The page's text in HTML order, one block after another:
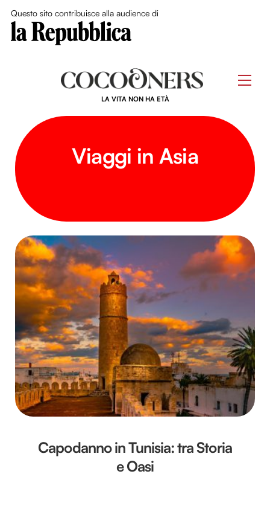
Questo sito contribuisce alla audience di
LA VITA NON HA ETÀ
Viaggi in Asia
Capodanno in Tunisia: tra Storia
e Oasi